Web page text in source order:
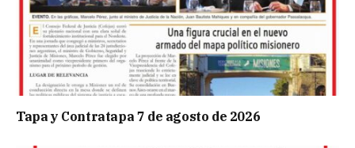
Tapa y Contratapa 7 de agosto de 2026